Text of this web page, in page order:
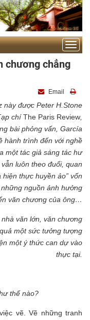
Toggle
chương chẳng
Email
này được Peter H.Stone
chíThe Paris Review,
bài phỏng vấn, García
hành trình đến với nghề
một tác giả sáng tác hư
luôn theo đuổi, quan
thực huyền ảo” vốn
nguồn ảnh hưởng
văn chương của ông…
văn lớn, văn chương
một sức tưởng tượng
một ý thức can dự vào
thực tại.
thế nào?
vẽ. Vẽ những tranh